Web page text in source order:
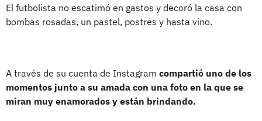
El futbolista no escatimó en gastos y decoró la casa con
bombas rosadas, un pastel, postres y hasta vino.
A través de su cuenta de Instagram compartió uno de los
momentos junto a su amada con una foto en la que se
miran muy enamorados y están brindando.